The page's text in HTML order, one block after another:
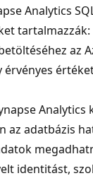
Analytics
tartalmazzák:
az
érvényes
Analytics
az adatbázis
identitást,